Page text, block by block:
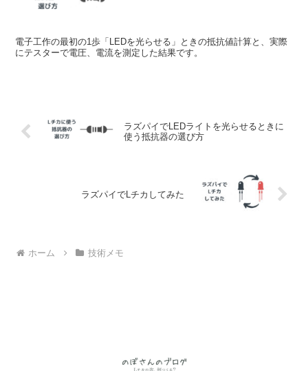
電子工作の最初の1歩「LEDを光らせる」ときの抵抗値計算と、実際
にテスターで電圧、電流を測定した結果です。
ラズパイでLEDライトを光らせるときに
使う抵抗器の選び方
ラズパイでLチカしてみた
ホーム 技術メモ